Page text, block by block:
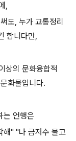
,
도, 누가 교통정리
합니다만,
상의 문화융합적
화물입니다.
는 언행은
해" "나 금저수 물고